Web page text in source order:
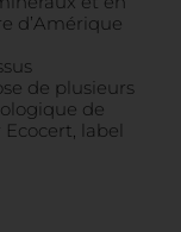
d’Amérique
de plusieurs
de
label